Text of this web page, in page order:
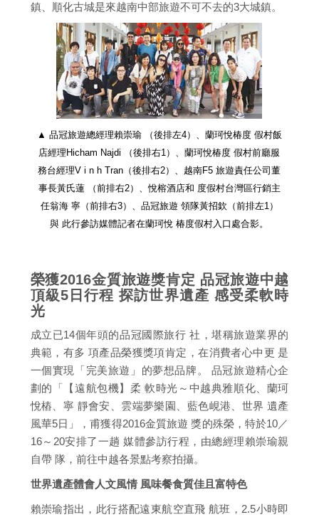
鎮、順化古城是來越南中部旅遊不可不去的3大城鎮。
▲ 品冠旅遊總經理賴崇瑜 （後排左4）、蘭珂悅椿度 假村飯
店經理Hicham Najdi （後排右1）、蘭珂悅椿度 假村前廳服
務台經理V i n h Tran（後排右2）、越南F5 旅遊責任公司董
事長黃氏蓮 （前排右2）、悅榕酒店和 度假村台灣區行銷主
任翁海 寧（前排右3）、品冠旅遊 領隊黃招欽（前排左1）
與 此行參訪媒體記者在蘭珂悅 椿度假村入口處合影。
榮獲2016金質旅遊獎肯定 品冠旅遊中越
頂級5日行程 探訪世界遺產 感受柔軟時
光
成立已14個年頭的品冠國際旅行 社，堪稱旅遊業界的
典範，有多 項產品榮獲獎項肯定，在消費者心中更 是
一個實現「完美旅遊」的夢想品牌。 品冠旅遊精心企
劃的「【遠航包機】柔 軟時光～中越典雅順化、蘭珂
悅樁、寧 靜會安、雲端夢樂園、藍色峴港、世界 遺產
風華5日」，甫獲得2016金質旅遊 獎的殊榮，特於10／
16～20安排了一趟 媒體參訪行程，由總經理賴崇瑜親
自帶 隊，前往中越各景點考察拍攝。
世界遺產體會人文風情 風味餐食質佳且富特色
賴崇瑜指出，此行搭配遠東航空直飛 航班，2.5小時即